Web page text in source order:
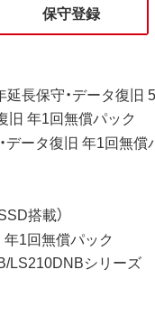
保守登録
長保守・データ復旧
旧 年1回無償パック
ータ復旧 年1回無償
搭載）
1回無償パック
LS210DNBシリーズ